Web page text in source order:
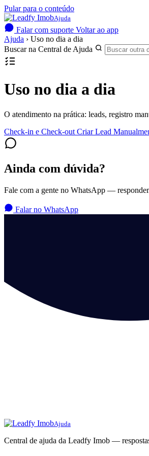
Pular para o conteúdo
Ajuda
Falar com suporte Voltar ao app
Ajuda › Uso no dia a dia
Buscar na Central de Ajuda
Uso no dia a dia
O atendimento na prática: leads, registro
Check-in e Check-out Criar Lead
Ainda com dúvida?
Fale com a gente no WhatsApp —
Falar no WhatsApp
Ajuda
Central de ajuda da Leadfy Imob —